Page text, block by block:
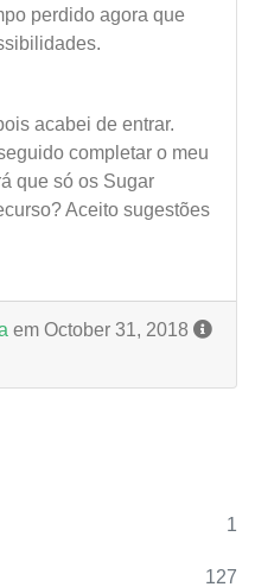
1
127
perdido agora que
acabei de entrar.
completar o meu
que só os Sugar
Aceito sugestões
em October 31, 2018